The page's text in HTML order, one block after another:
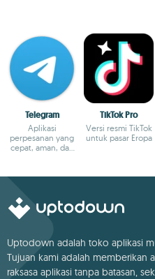
Telegram
Aplikasi
perpesanan yang
cepat, aman, dan
TikTok Pro
Versi resmi TikTok
untuk pasar Eropa
Uptodown adalah toko aplikasi
Tujuan kami adalah memberikan
raksasa aplikasi tanpa batasan,